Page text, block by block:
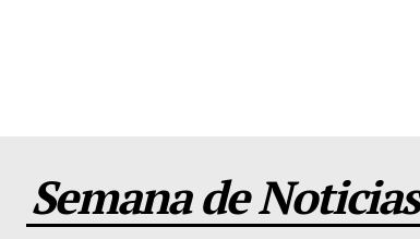
Semana de Noticias